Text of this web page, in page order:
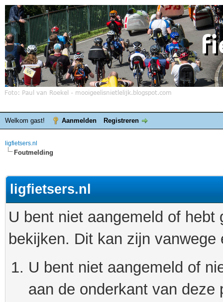
Welkom gast! Aanmelden Registreren
ligfietsers.nl
Foutmelding
ligfietsers.nl
U bent niet aangemeld of
bekijken. Dit kan zijn
U bent niet aangemeld of
aan de onderkant van